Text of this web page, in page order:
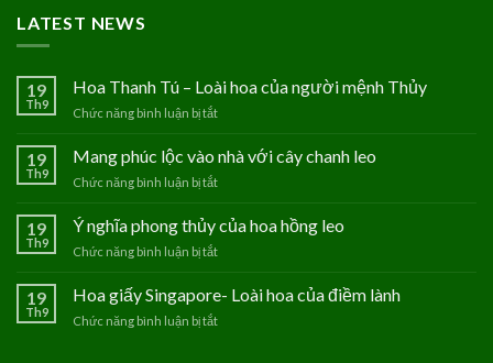
LATEST NEWS
19
Th9
Hoa Thanh Tú – Loài hoa của người mệnh Thủy
Chức năng bình luận bị tắt
Thanh
hoa
Thủy
19
Th9
Mang phúc lộc vào nhà với cây chanh leo
Chức năng bình luận bị tắt
phúc
với
19
Th9
Ý nghĩa phong thủy của hoa hồng leo
Chức năng bình luận bị tắt
nghĩa
19
Th9
Hoa giấy Singapore- Loài hoa của điềm lành
Chức năng bình luận bị tắt